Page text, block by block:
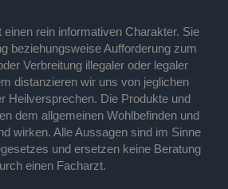
einen rein informativen Charakter. Sie
beziehungsweise Aufforderung zum
Verbreitung illegaler oder legaler
distanzieren wir uns von jeglichen
Heilversprechen. Die Produkte und
dem allgemeinen Wohlbefinden und
wirken. Alle Aussagen sind im Sinne
und ersetzen keine Beratung
einen Facharzt.